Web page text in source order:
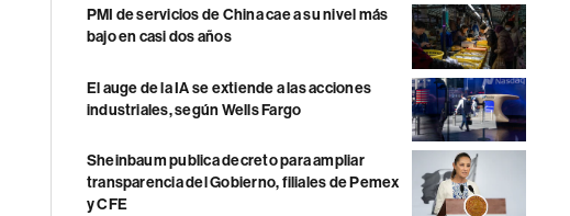
PMI de servicios de China cae a su nivel más
bajo en casi dos años
El auge de la IA se extiende a las acciones
industriales, según Wells Fargo
Sheinbaum publica decreto para ampliar
transparencia del Gobierno, filiales de Pemex
y CFE